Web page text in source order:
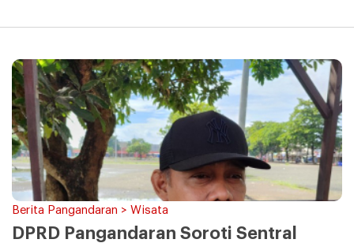
Berita Pangandaran > Wisata
DPRD Pangandaran Soroti Sentral